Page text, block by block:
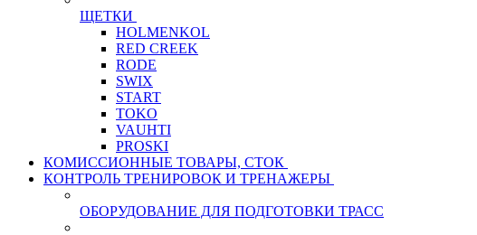
ЩЕТКИ
HOLMENKOL
RED CREEK
RODE
SWIX
START
TOKO
VAUHTI
PROSKI
КОМИССИОННЫЕ ТОВАРЫ, СТОК
КОНТРОЛЬ ТРЕНИРОВОК И ТРЕНАЖЕРЫ
ОБОРУДОВАНИЕ ДЛЯ ПОДГОТОВКИ ТРАСС